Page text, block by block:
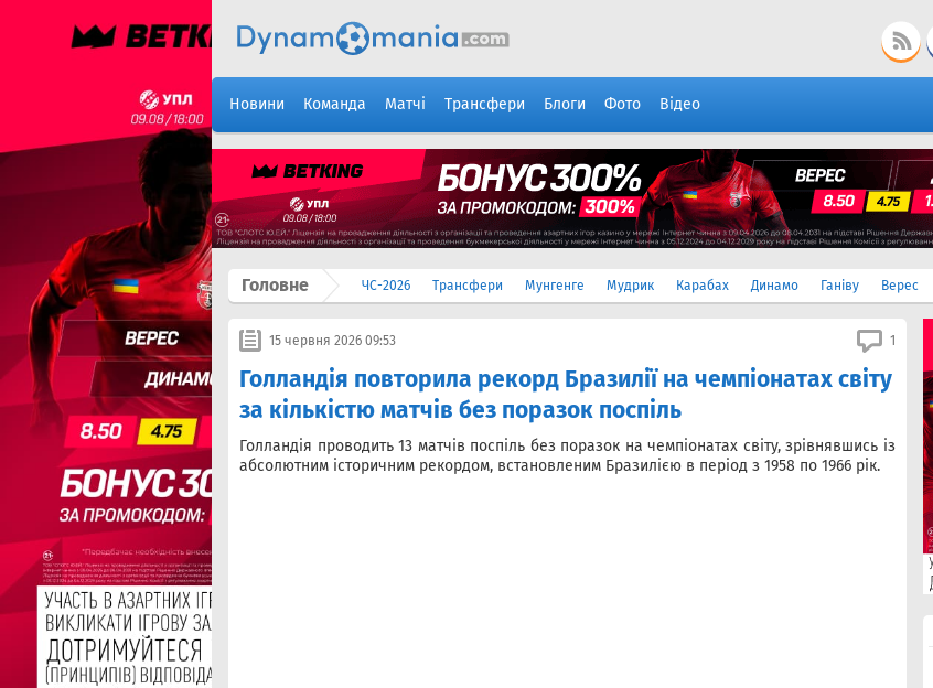
Новини Команда Матчі Трансфери Блоги Фото Відео
Головне ЧС-2026 Трансфери Мунгенге Мудрик Карабах Динамо Ганіву Верес
15 червня 2026 09:53 1
Голландія повторила рекорд Бразилії на чемпіонатах світу
за кількістю матчів без поразок поспіль
Голландія проводить 13 матчів поспіль без поразок на чемпіонатах світу, зрівнявшись із
абсолютним історичним рекордом, встановленим Бразилією в період з 1958 по 1966 рік.